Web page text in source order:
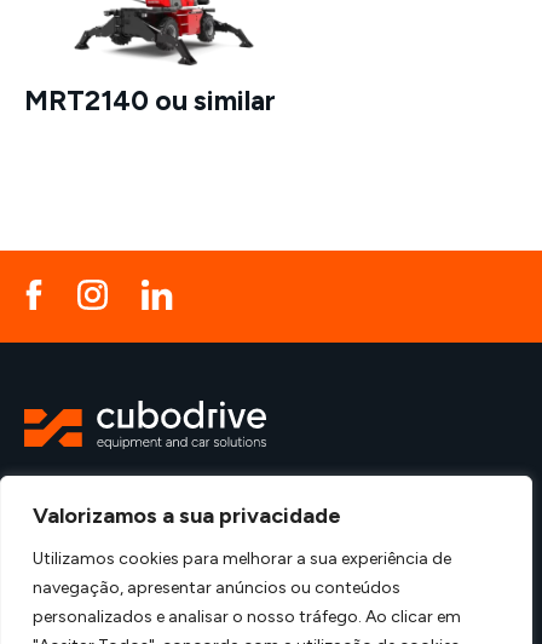
Valorizamos a sua privacidade
Utilizamos cookies para melhorar a sua experiência de
navegação, apresentar anúncios ou conteúdos
personalizados e analisar o nosso tráfego. Ao clicar em
MRT2140 ou similar
Política de Privacidade Política de Qualidade
© Cubo Drive – Aluguer de equipamentos e veículos 2026 - Todos os direitos
Criado por